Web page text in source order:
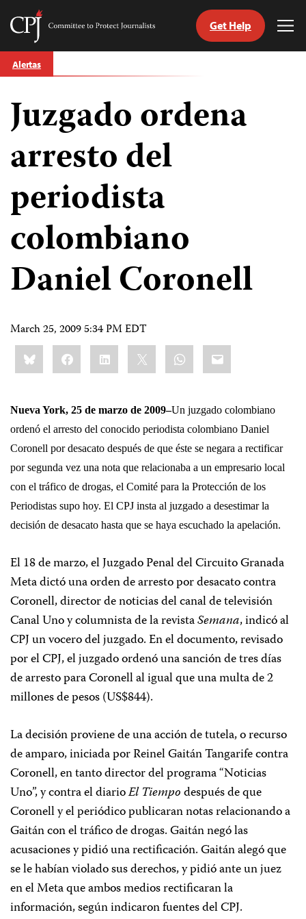
Skip
to
Committee
Journalists
Get Help
Alertas
Juzgado ordena
arresto del
periodista
colombiano
Daniel Coronell
March 25, 2009 5:34 PM EDT
Share
this:BlueskyFacebookLinkedIn WhatsApp
Email
Nueva York, 25 de marzo de 2009–Un juzgado colombiano
ordenó el arresto del conocido periodista colombiano Daniel
Coronell por desacato después de que éste se negara a rectificar
por segunda vez una nota que relacionaba a un empresario local
con el tráfico de drogas, el Comité para la Protección de los
Periodistas supo hoy. El CPJ insta al juzgado a desestimar la
decisión de desacato hasta que se haya escuchado la apelación.
El 18 de marzo, el Juzgado Penal del Circuito Granada
Meta dictó una orden de arresto por desacato contra
Coronell, director de noticias del canal de televisión
Canal Uno y columnista de la revistaSemana, indicó al
CPJ un vocero del juzgado. En el documento, revisado
por el CPJ, el juzgado ordenó una sanción de tres días
de arresto para Coronell al igual que una multa de 2
millones de pesos (US$844).
La decisión proviene de una acción de tutela, o recurso
de amparo, iniciada por Reinel Gaitán Tangarife contra
Coronell, en tanto director del programa “Noticias
Uno”, y contra el diarioEl Tiempodespués de que
Coronell y el periódico publicaran notas relacionando a
Gaitán con el tráfico de drogas. Gaitán negó las
acusaciones y pidió una rectificación. Gaitán alegó que
se le habían violado sus derechos, y pidió ante un juez
en el Meta que ambos medios rectificaran la
información, según indicaron fuentes del CPJ.